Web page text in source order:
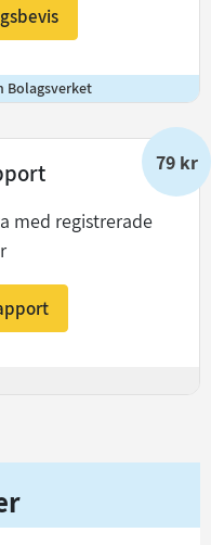
Bolagsverket
79 kr
med registrerade